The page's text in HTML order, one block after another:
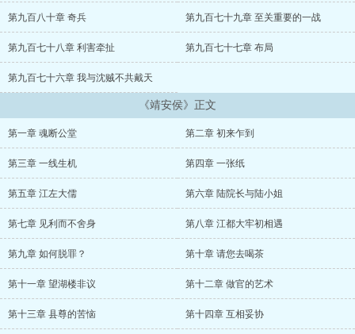
第九百八十章 奇兵 第九百七十九章 至关重要的一战
第九百七十八章 利害牵扯 第九百七十七章 布局
第九百七十六章 我与沈贼不共戴天
《靖安侯》正文
第一章 魂断公堂 第二章 初来乍到
第三章 一线生机 第四章 一张纸
第五章 江左大儒 第六章 陆院长与陆小姐
第七章 见利而不舍身 第八章 江都大牢初相遇
第九章 如何脱罪？ 第十章 请您去喝茶
第十一章 望湖楼非议 第十二章 做官的艺术
第十三章 县尊的苦恼 第十四章 互相妥协